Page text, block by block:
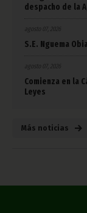
despacho de la
agosto 07, 2026
S.E. Nguema
agosto 07, 2026
Comienza en la
Leyes
Más noticias